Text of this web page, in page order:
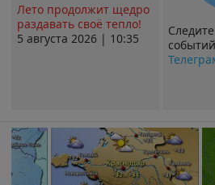
Лето продолжит щедро
раздавать своё тепло!
5 августа 2026 | 10:35